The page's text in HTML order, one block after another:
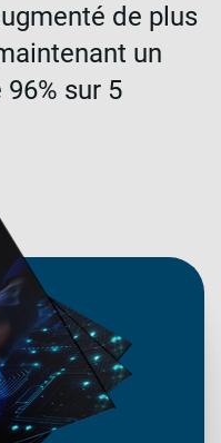
de plus
un
sur 5